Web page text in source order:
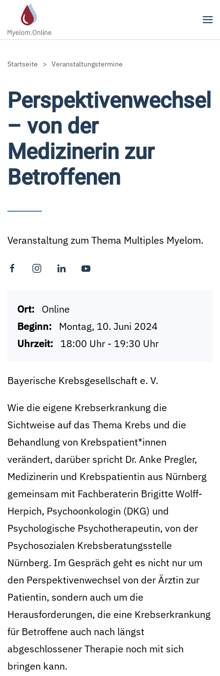
Zum Hauptinhalt springen
Startseite Veranstaltungstermine
Perspektivenwechsel
– von der
Medizinerin zur
Betroffenen
Veranstaltung zum Thema Multiples Myelom.
Ort: Online
Beginn: Montag, 10. Juni 2024
Uhrzeit: 18:00 Uhr - 19:30 Uhr
Bayerische Krebsgesellschaft e. V.
Wie die eigene Krebserkrankung die
Sichtweise auf das Thema Krebs und die
Behandlung von Krebspatient*innen
verändert, darüber spricht Dr. Anke Pregler,
Medizinerin und Krebspatientin aus Nürnberg
gemeinsam mit Fachberaterin Brigitte Wolff-
Herpich, Psychoonkologin (DKG) und
Psychologische Psychotherapeutin, von der
Psychosozialen Krebsberatungsstelle
Nürnberg. Im Gespräch geht es nicht nur um
den Perspektivenwechsel von der Ärztin zur
Patientin, sondern auch um die
Herausforderungen, die eine Krebserkrankung
für Betroffene auch nach längst
abgeschlossener Therapie noch mit sich
bringen kann.